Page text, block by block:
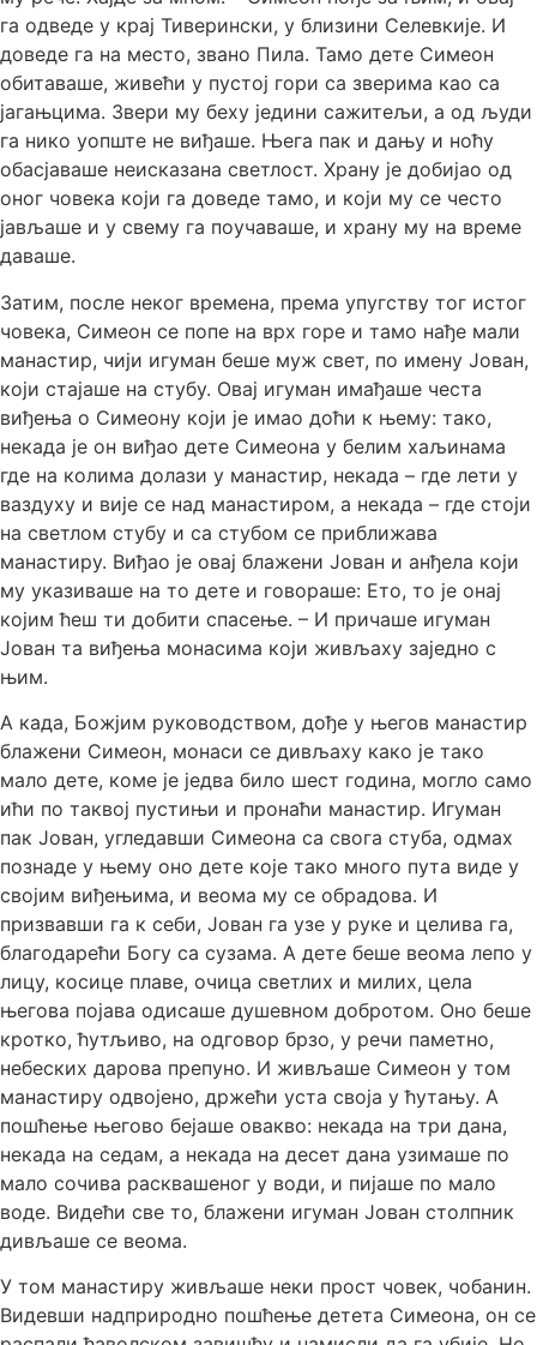
га одведе у крај Тиверински, у близини Селевкије. И
доведе га на место, звано Пила. Тамо дете Симеон
обитаваше, живећи у пустој гори са зверима као са
јагањцима. Звери му беху једини сажитељи, а од људи
га нико уопште не виђаше. Њега пак и дању и ноћу
обасјаваше неисказана светлост. Храну је добијао од
оног човека који га доведе тамо, и који му се често
јављаше и у свему га поучаваше, и храну му на време
даваше.
Затим, после неког времена, према упугству тог истог
човека, Симеон се попе на врх горе и тамо нађе мали
манастир, чији игуман беше муж свет, по имену Јован,
који стајаше на стубу. Овај игуман имађаше честа
виђења о Симеону који је имао доћи к њему: тако,
некада је он виђао дете Симеона у белим хаљинама
где на колима долази у манастир, некада – где лети у
ваздуху и вије се над манастиром, а некада – где стоји
на светлом стубу и са стубом се приближава
манастиру. Виђао је овај блажени Јован и анђела који
му указиваше на то дете и говораше: Ето, то је онај
којим ћеш ти добити спасење. – И причаше игуман
Јован та виђења монасима који живљаху заједно с
њим.
А када, Божјим руководством, дође у његов манастир
блажени Симеон, монаси се дивљаху како је тако
мало дете, коме је једва било шест година, могло само
ићи по таквој пустињи и пронаћи манастир. Игуман
пак Јован, угледавши Симеона са свога стуба, одмах
познаде у њему оно дете које тако много пута виде у
својим виђењима, и веома му се обрадова. И
призвавши га к себи, Јован га узе у руке и целива га,
благодарећи Богу са сузама. А дете беше веома лепо у
лицу, косице плаве, очица светлих и милих, цела
његова појава одисаше душевном добротом. Оно беше
кротко, ћутљиво, на одговор брзо, у речи паметно,
небеских дарова препуно. И живљаше Симеон у том
манастиру одвојено, држећи уста своја у ћутању. А
пошћење његово бејаше овакво: некада на три дана,
некада на седам, а некада на десет дана узимаше по
мало сочива расквашеног у води, и пијаше по мало
воде. Видећи све то, блажени игуман Јован столпник
дивљаше се веома.
У том манастиру живљаше неки прост човек, чобанин.
Видевши надприродно пошћење детета Симеона, он се